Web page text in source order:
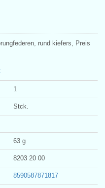
rund kiefers, Preis
1
Stck.
63 g
8203 20 00
8590587871817